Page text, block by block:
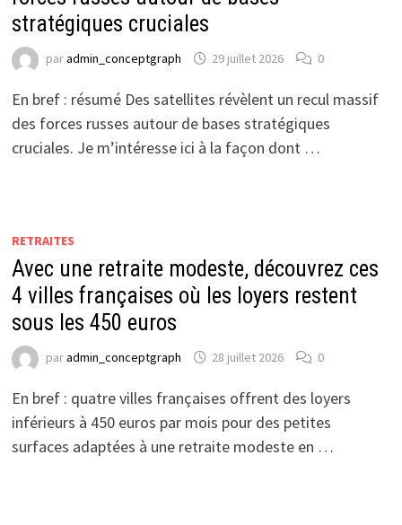
stratégiques cruciales
paradmin_conceptgraph 29 juillet 2026 0
En bref : résumé Des satellites révèlent un recul massif
des forces russes autour de bases stratégiques
cruciales. Je m’intéresse ici à la façon dont …
RETRAITES
Avec une retraite modeste, découvrez ces
4 villes françaises où les loyers restent
sous les 450 euros
paradmin_conceptgraph 28 juillet 2026 0
En bref : quatre villes françaises offrent des loyers
inférieurs à 450 euros par mois pour des petites
surfaces adaptées à une retraite modeste en …